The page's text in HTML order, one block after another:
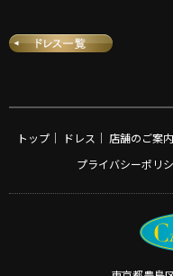
トップ｜ ドレス ｜ 店舗のご案内
プライバシーポリ